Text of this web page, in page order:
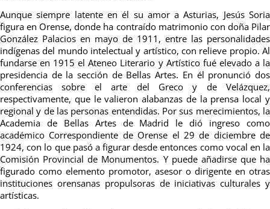
Aunque siempre latente en él su amor a Asturias, Jesús Soria
figura en Orense, donde ha contraído matrimonio con doña Pilar
González Palacios en mayo de 1911, entre las personalidades
indígenas del mundo intelectual y artístico, con relieve propio. Al
fundarse en 1915 el Ateneo Literario y Artístico fué elevado a la
presidencia de la sección de Bellas Artes. En él pronunció dos
conferencias sobre el arte del Greco y de Velázquez,
respectivamente, que le valieron alabanzas de la prensa local y
regional y de las personas entendidas. Por sus merecimientos, la
Academia de Bellas Artes de Madrid le dió ingreso como
académico Correspondiente de Orense el 29 de diciembre de
1924, con lo que pasó a figurar desde entonces como vocal en la
Comisión Provincial de Monumentos. Y puede añadirse que ha
figurado como elemento promotor, asesor o dirigente en otras
instituciones orensanas propulsoras de iniciativas culturales y
artísticas.